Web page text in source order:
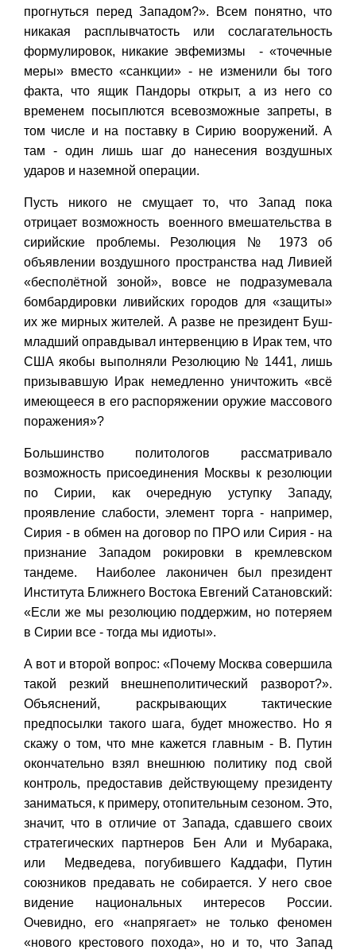
прогнуться перед Западом?». Всем понятно, что
никакая расплывчатость или сослагательность
формулировок, никакие эвфемизмы - «точечные
меры» вместо «санкции» - не изменили бы того
факта, что ящик Пандоры открыт, а из него со
временем посыплются всевозможные запреты, в
том числе и на поставку в Сирию вооружений. А
там - один лишь шаг до нанесения воздушных
ударов и наземной операции.
Пусть никого не смущает то, что Запад пока
отрицает возможность военного вмешательства в
сирийские проблемы. Резолюция № 1973 об
объявлении воздушного пространства над Ливией
«бесполётной зоной», вовсе не подразумевала
бомбардировки ливийских городов для «защиты»
их же мирных жителей. А разве не президент Буш-
младший оправдывал интервенцию в Ирак тем, что
США якобы выполняли Резолюцию № 1441, лишь
призывавшую Ирак немедленно уничтожить «всё
имеющееся в его распоряжении оружие массового
поражения»?
Большинство политологов рассматривало
возможность присоединения Москвы к резолюции
по Сирии, как очередную уступку Западу,
проявление слабости, элемент торга - например,
Сирия - в обмен на договор по ПРО или Сирия - на
признание Западом рокировки в кремлевском
тандеме. Наиболее лаконичен был президент
Института Ближнего Востока Евгений Сатановский:
«Если же мы резолюцию поддержим, но потеряем
в Сирии все - тогда мы идиоты».
А вот и второй вопрос: «Почему Москва совершила
такой резкий внешнеполитический разворот?».
Объяснений, раскрывающих тактические
предпосылки такого шага, будет множество. Но я
скажу о том, что мне кажется главным - В. Путин
окончательно взял внешнюю политику под свой
контроль, предоставив действующему президенту
заниматься, к примеру, отопительным сезоном. Это,
значит, что в отличие от Запада, сдавшего своих
стратегических партнеров Бен Али и Мубарака,
или Медведева, погубившего Каддафи, Путин
союзников предавать не собирается. У него свое
видение национальных интересов России.
Очевидно, его «напрягает» не только феномен
«нового крестового похода», но и то, что Запад